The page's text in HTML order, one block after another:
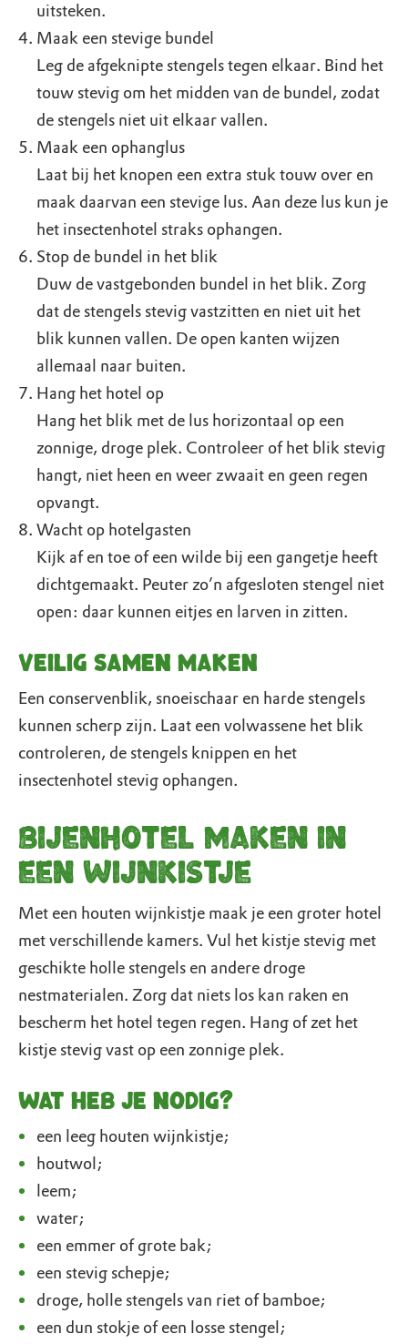
uitsteken.
Maak een stevige bundel
Leg de afgeknipte stengels tegen elkaar. Bind het
touw stevig om het midden van de bundel, zodat
de stengels niet uit elkaar vallen.
Maak een ophanglus
Laat bij het knopen een extra stuk touw over en
maak daarvan een stevige lus. Aan deze lus kun je
het insectenhotel straks ophangen.
Stop de bundel in het blik
Duw de vastgebonden bundel in het blik. Zorg
dat de stengels stevig vastzitten en niet uit het
blik kunnen vallen. De open kanten wijzen
allemaal naar buiten.
Hang het hotel op
Hang het blik met de lus horizontaal op een
zonnige, droge plek. Controleer of het blik stevig
hangt, niet heen en weer zwaait en geen regen
opvangt.
Wacht op hotelgasten
Kijk af en toe of een wilde bij een gangetje heeft
dichtgemaakt. Peuter zo’n afgesloten stengel niet
open: daar kunnen eitjes en larven in zitten.
Veilig samen maken
Een conservenblik, snoeischaar en harde stengels
kunnen scherp zijn. Laat een volwassene het blik
controleren, de stengels knippen en het
insectenhotel stevig ophangen.
Bijenhotel maken in
een wijnkistje
Met een houten wijnkistje maak je een groter hotel
met verschillende kamers. Vul het kistje stevig met
geschikte holle stengels en andere droge
nestmaterialen. Zorg dat niets los kan raken en
bescherm het hotel tegen regen. Hang of zet het
kistje stevig vast op een zonnige plek.
Wat heb je nodig?
een leeg houten wijnkistje;
houtwol;
leem;
water;
een emmer of grote bak;
een stevig schepje;
droge, holle stengels van riet of bamboe;
een dun stokje of een losse stengel;